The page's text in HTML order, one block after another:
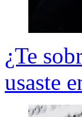
¿Te
usaste